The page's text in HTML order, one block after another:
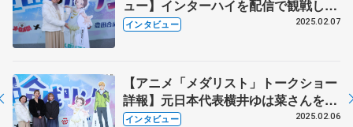
ュー】インターハイを配信で観戦し、
地元香川の選手の活躍に興奮！ 推し
インタビュー 2025.02.07
【アニメ「メダリスト」トークショー
詳報】元日本代表横井ゆは菜さんを驚
かせた いのり役春瀬さんの「スケー
インタビュー 2025.02.06